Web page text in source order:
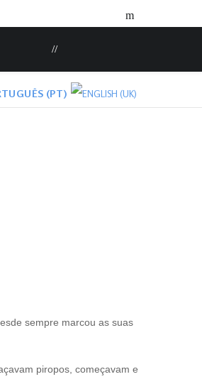
//
sempre marcou as suas
piropos, começavam e